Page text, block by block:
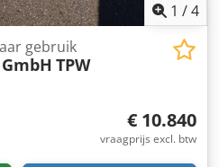
1 /4
gebruik
TPW
€ 10.840
vraagprijs excl. btw